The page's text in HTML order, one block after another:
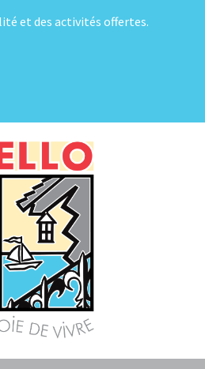
et des activités offertes.